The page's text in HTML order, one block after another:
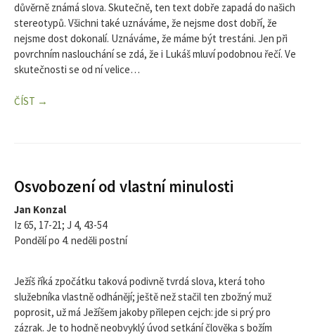
důvěrně známá slova. Skutečně, ten text dobře zapadá do našich
stereotypů. Všichni také uznáváme, že nejsme dost dobří, že
nejsme dost dokonalí. Uznáváme, že máme být trestáni. Jen při
povrchním naslouchání se zdá, že i Lukáš mluví podobnou řečí. Ve
skutečnosti se od ní velice…
ČÍST →
Osvobození od vlastní minulosti
Jan Konzal
Iz 65, 17-21; J 4, 43-54
Pondělí po 4. neděli postní
Ježíš říká zpočátku taková podivně tvrdá slova, která toho
služebníka vlastně odhánějí; ještě než stačil ten zbožný muž
poprosit, už má Ježíšem jakoby přilepen cejch: jde si prý pro
zázrak. Je to hodně neobvyklý úvod setkání člověka s božím